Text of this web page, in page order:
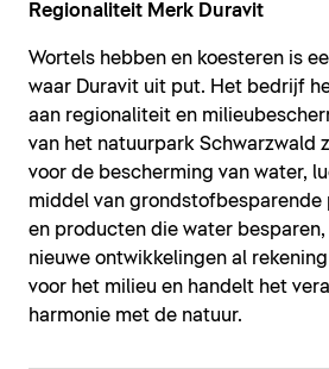
Regionaliteit Merk Duravit
Wortels hebben en koesteren is
waar Duravit uit put. Het bedrijf
aan regionaliteit en
van het natuurpark Schwarzwald
voor de bescherming van water,
middel van
en producten die water
nieuwe ontwikkelingen al
voor het milieu en handelt het
harmonie met de natuur.